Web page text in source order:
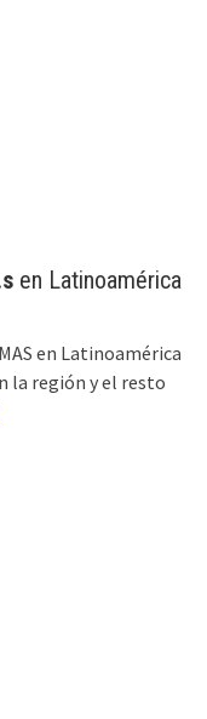
en Latinoamérica
en Latinoamérica
la región y el resto